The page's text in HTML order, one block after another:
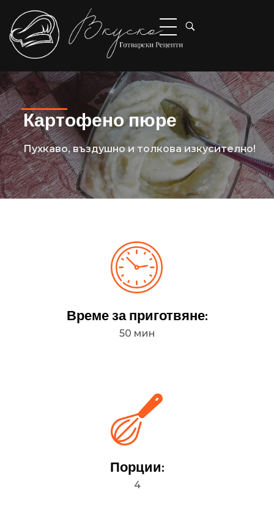
Вкуско
Картофено пюре
Пухкаво, въздушно и толкова изкусително!
Време за приготвяне:
50 мин
Порции:
4